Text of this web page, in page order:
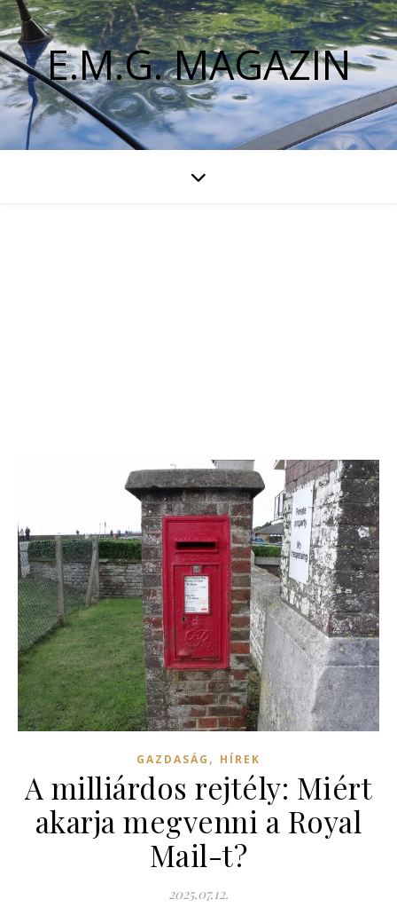
E.M.G. MAGAZIN
GAZDASÁG , HÍREK
A milliárdos rejtély: Miért
akarja megvenni a Royal
Mail-t?
2025.07.12.